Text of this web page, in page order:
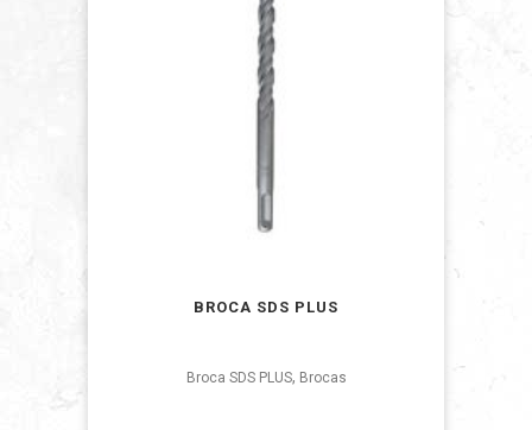
BROCA SDS PLUS
Broca SDS PLUS, Brocas